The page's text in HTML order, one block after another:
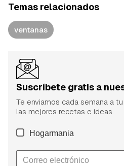
Temas relacionados
ventanas
Suscríbete gratis a
Te enviamos cada semana a
las mejores recetas e ideas.
Hogarmania